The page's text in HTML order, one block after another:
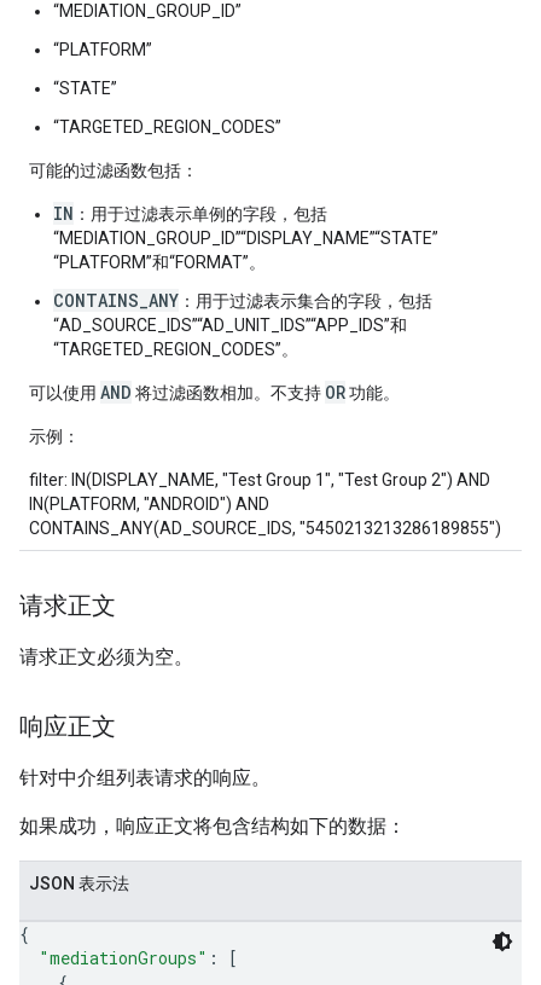
“MEDIATION_GROUP_ID”
“PLATFORM”
“STATE”
“TARGETED_REGION_CODES”
可能的过滤函数包括：
IN ：用于过滤表示单例的字段，包括
“MEDIATION_GROUP_ID”“DISPLAY_NAME”“STATE”
“PLATFORM”和“FORMAT”。
CONTAINS_ANY ：用于过滤表示集合的字段，包括
“AD_SOURCE_IDS”“AD_UNIT_IDS”“APP_IDS”和
“TARGETED_REGION_CODES”。
可以使用 AND 将过滤函数相加。不支持 OR功能。
示例：
filter: IN(DISPLAY_NAME, "Test Group 1", "Test Group 2") AND
IN(PLATFORM, "ANDROID") AND
CONTAINS_ANY(AD_SOURCE_IDS, "5450213213286189855")
请求正文
请求正文必须为空。
响应正文
针对中介组列表请求的响应。
如果成功，响应正文将包含结构如下的数据：
JSON 表示法
{
"mediationGroups" :
[